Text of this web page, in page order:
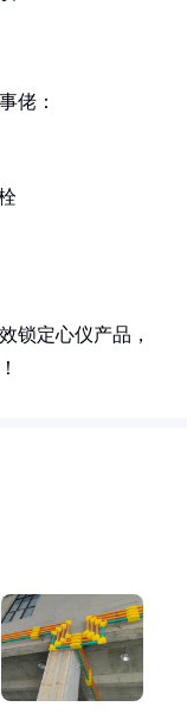
佬：
锁定心仪产品，